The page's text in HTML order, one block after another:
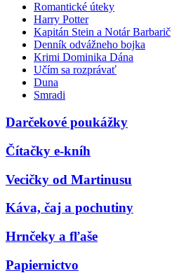
Romantické úteky
Harry Potter
Kapitán Stein a Notár Barbarič
Denník odvážneho bojka
Krimi Dominika Dána
Učím sa rozprávať
Duna
Smradi
Darčekové poukážky
Čítačky e-kníh
Vecičky od Martinusu
Káva, čaj a pochutiny
Hrnčeky a fľaše
Papiernictvo